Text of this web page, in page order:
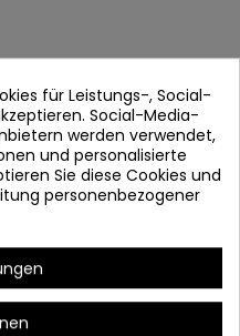
in schwarz lackiert.
für Leistungs-, Social-
Social-Media-
werden verwendet,
und personalisierte
Sie diese Cookies und
personenbezogener